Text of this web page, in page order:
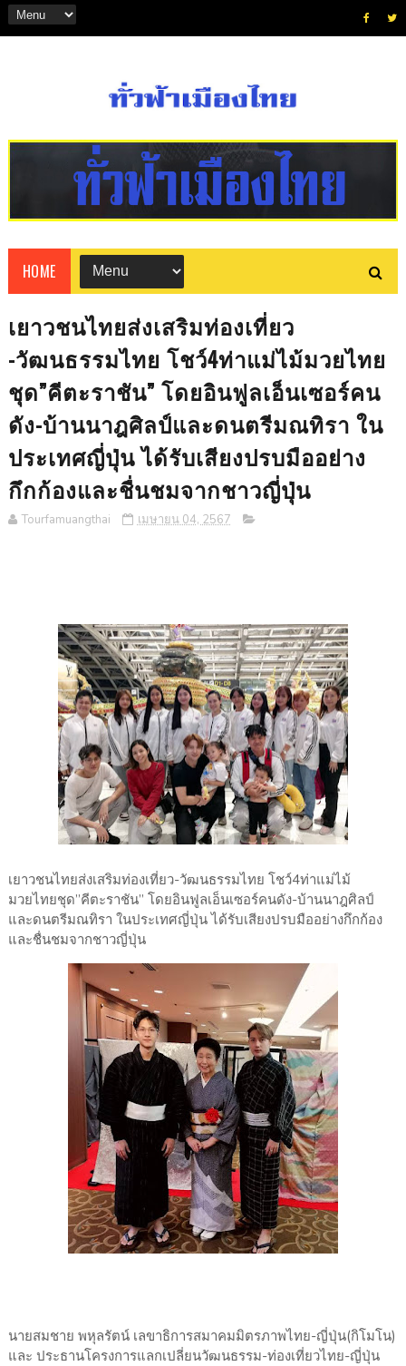
HOME
เยาวชนไทยส่งเสริมท่องเที่ยว​
-วัฒนธรรม​ไทย​ โชว์4ท่าแม่ไม้มวยไทย
ชุด”คีตะราชัน” โดยอินฟูล​เอ็นเซอร์​คน
ดัง-บ้านนาฎศิลป์​และดนตรีมณทิรา​ ใน
ประเทศ​ญี่ปุ่น​ ได้รับเสียงปรบมืออย่าง
กึกก้องและชื่นชมจากชาวญี่ปุ่น
Tourfamuangthai เมษายน 04, 2567
เยาวชนไทยส่งเสริมท่องเที่ยว​-วัฒนธรรม​ไทย​ โชว์4ท่าแม่ไม้
มวยไทยชุด”คีตะราชัน” โดยอินฟูล​เอ็นเซอร์​คนดัง-บ้านนาฎศิลป์​
และดนตรีมณทิรา​ ในประเทศ​ญี่ปุ่น​ ได้รับเสียงปรบมืออย่างกึกก้อง
และชื่นชมจากชาวญี่ปุ่น
นายสมชาย​ พหุล​รัตน์​ เลขาธิการสมาคมมิตรภาพไทย-ญี่ปุ่น​(กิโมโน)​
และ ประธาน​โครง​การแลกเปลี่ยน​วัฒนธรรม​-ท่องเที่ยวไทย-ญี่ปุ่น​ ​